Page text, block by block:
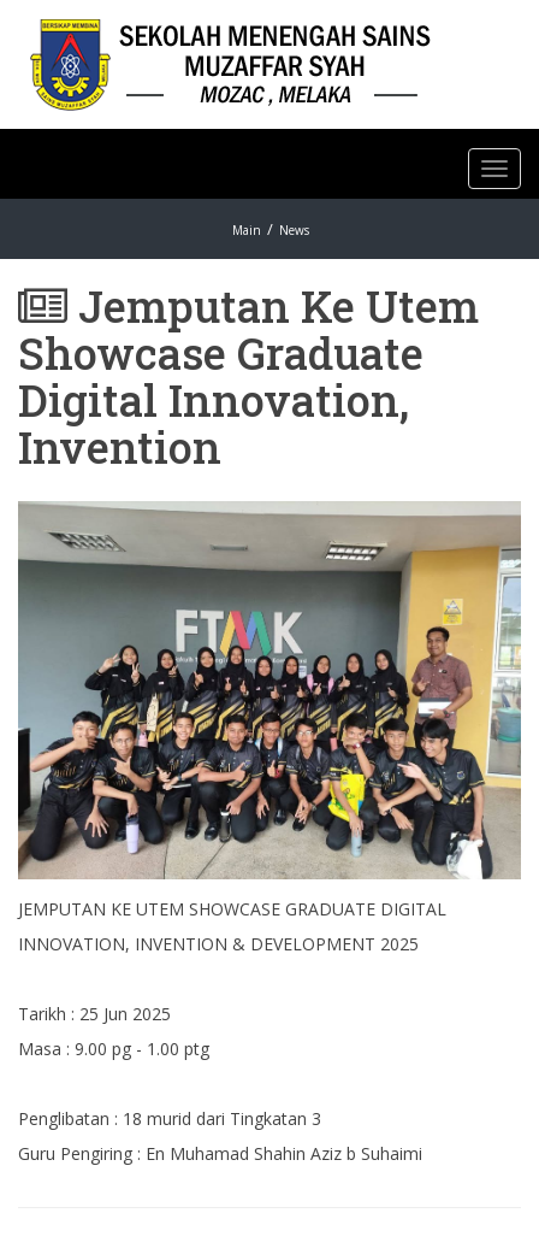
Main News
Jemputan Ke Utem
Showcase Graduate
Digital Innovation,
Invention
JEMPUTAN KE UTEM SHOWCASE GRADUATE DIGITAL
INNOVATION, INVENTION & DEVELOPMENT 2025
Tarikh : 25 Jun 2025
Masa : 9.00 pg - 1.00 ptg
Penglibatan : 18 murid dari Tingkatan 3
Guru Pengiring : En Muhamad Shahin Aziz b Suhaimi